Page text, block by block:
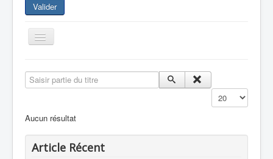
Valider
Toggle
Navigation
Aviation Commerciale
Europespace
Saisir partie du titre
Affichage #
Aucun résultat
Article Récent